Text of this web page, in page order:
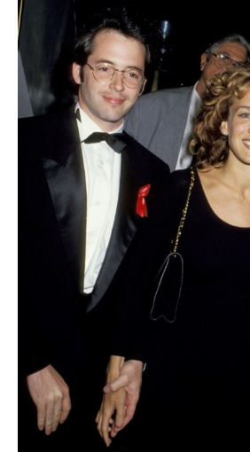
『恋におぼれて』1997年
『GODZILLA』1998年
『ステップフォード・ワイフ 』2004年
『プロデューサーズ 』2005年
『いとしい人 』2007年
『ハリウッド・スキャンダル』2016年